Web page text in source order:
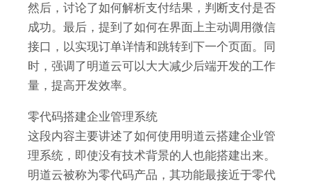
然后，讨论了如何解析支付结果，判断支付是否
成功。最后，提到了如何在界面上主动调用微信
接口，以实现订单详情和跳转到下一个页面。同
时，强调了明道云可以大大减少后端开发的工作
量，提高开发效率。
零代码搭建企业管理系统
这段内容主要讲述了如何使用明道云搭建企业管
理系统，即使没有技术背景的人也能搭建出来。
明道云被称为零代码产品，其功能最接近于零代